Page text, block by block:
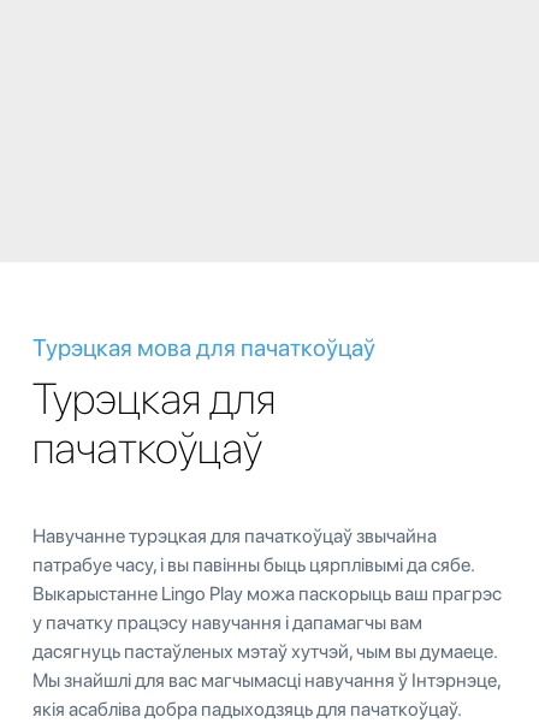
Турэцкая мова для пачаткоўцаў
Турэцкая для
пачаткоўцаў
Навучанне турэцкая для пачаткоўцаў звычайна
патрабуе часу, і вы павінны быць цярплівымі да сябе.
Выкарыстанне Lingo Play можа паскорыць ваш прагрэс
у пачатку працэсу навучання і дапамагчы вам
дасягнуць пастаўленых мэтаў хутчэй, чым вы думаеце.
Мы знайшлі для вас магчымасці навучання ў Інтэрнэце,
якія асабліва добра падыходзяць для пачаткоўцаў.